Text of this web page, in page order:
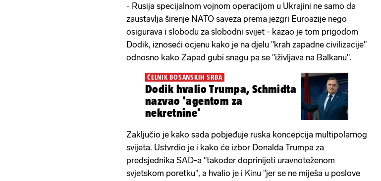
- Rusija specijalnom vojnom operacijom u Ukrajini ne samo da
zaustavlja širenje NATO saveza prema jezgri Euroazije nego
osigurava i slobodu za slobodni svijet - kazao je tom prigodom
Dodik, iznoseći ocjenu kako je na djelu "krah zapadne civilizacije"
odnosno kako Zapad gubi snagu pa se "iživljava na Balkanu".
ČELNIK BOSANSKIH SRBA
Dodik hvalio Trumpa, Schmidta
nazvao 'agentom za
nekretnine'
Zaključio je kako sada pobjeđuje ruska koncepcija multipolarnog
svijeta. Ustvrdio je i kako će izbor Donalda Trumpa za
predsjednika SAD-a "također doprinijeti uravnoteženom
svjetskom poretku", a hvalio je i Kinu "jer se ne miješa u poslove